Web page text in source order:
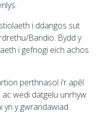
i ddangos sut
Bandio. Bydd y
i gefnogi eich achos
perthnasol i'r apêl
wedi datgelu unrhyw
yn y gwrandawiad.